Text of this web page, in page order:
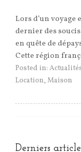
Lors d’un voyage
dernier des
en quête de
Cette région
Posted in:
Location, Maison
Derniers